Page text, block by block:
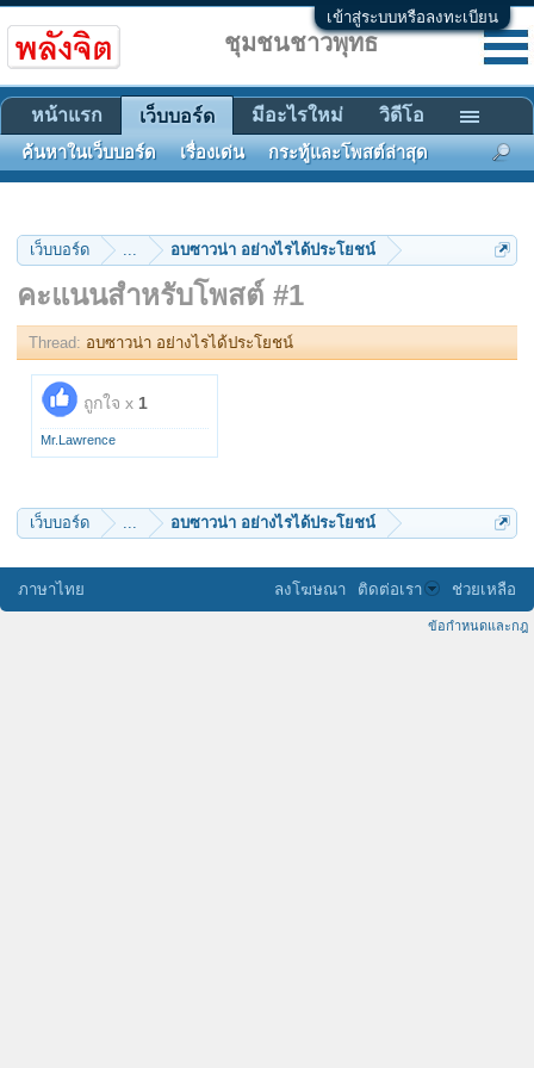
เข้าสู่ระบบหรือลงทะเบียน
เว็บบอร์ด ... อบซาวน่า อย่างไรได้ประโยชน์
คะแนนสำหรับโพสต์ #1
Thread: อบซาวน่า อย่างไรได้ประโยชน์
ถูกใจ x 1
Mr.Lawrence
เว็บบอร์ด ... อบซาวน่า อย่างไรได้ประโยชน์
ชุมชนชาวพุทธ
หน้าแรก เว็บบอร์ด
ค้นหาในเว็บบอร์ด เรื่องเด่น กระทู้และโพสต์ล่าสุด
มีอะไรใหม่ วิดีโอ
ภาษาไทย ลงโฆษณา ติดต่อเรา ช่วยเหลือ
ข้อกำหนดและกฎ